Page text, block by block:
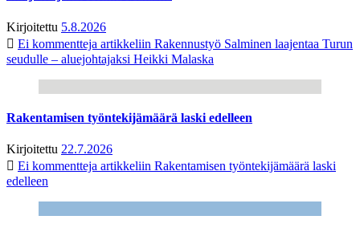
Kirjoitettu 5.8.2026
Ei kommentteja artikkeliin Rakennustyö Salminen laajentaa Turun
seudulle – aluejohtajaksi Heikki Malaska
Rakentamisen työntekijämäärä laski edelleen
Kirjoitettu 22.7.2026
Ei kommentteja artikkeliin Rakentamisen työntekijämäärä laski
edelleen